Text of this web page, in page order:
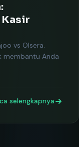
Kasir
vs Olsera.
membantu Anda
selengkapnya